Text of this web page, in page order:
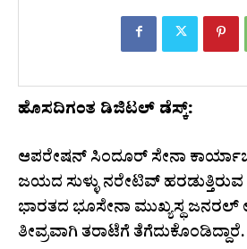
ಹೊಸದಿಗಂತ ಡಿಜಿಟಲ್ ಡೆಸ್ಕ್:
ಆಪರೇಷನ್‌ ಸಿಂದೂರ್ ಸೇನಾ
ಜಯದ ಸುಳ್ಳು ನರೇಟಿವ್‌
ಭಾರತದ ಭೂಸೇನಾ ಮುಖ್ಯಸ್ಥ ಜನರಲ್‌
ತೀವ್ರವಾಗಿ ತರಾಟೆಗೆ ತೆಗೆದುಕೊಂಡಿದ್ದಾರೆ.